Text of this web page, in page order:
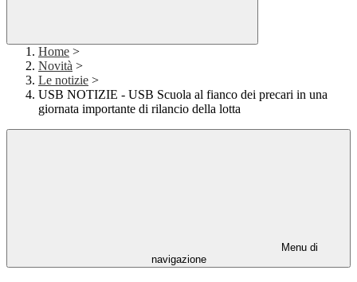
Home >
Novità >
Le notizie >
USB NOTIZIE - USB Scuola al fianco dei precari in una
giornata importante di rilancio della lotta
Menu di
navigazione